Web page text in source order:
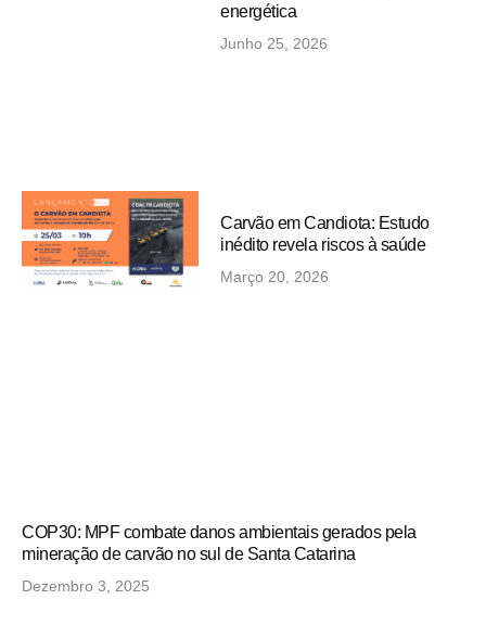
energética
Junho 25, 2026
Carvão em Candiota: Estudo
inédito revela riscos à saúde
Março 20, 2026
COP30: MPF combate danos ambientais gerados pela
mineração de carvão no sul de Santa Catarina
Dezembro 3, 2025